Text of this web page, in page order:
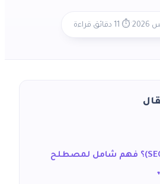
·⏱️ 11 دقائق قراءة
ما هو السيو (SEO)؟ فهم شامل لمصطلح